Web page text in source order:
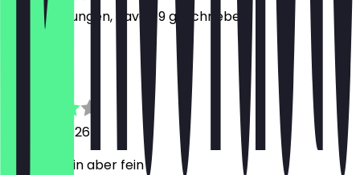
Bewertungen, davon 9 geschrieben
30. April 2026
Lecker, klein aber fein